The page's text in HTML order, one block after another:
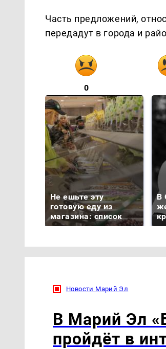
Часть предложений,
передадут в города и
0
Не ешьте эту
готовую еду из
магазина: список
В
Новости Марий Эл
В Марий Эл
пройдёт в